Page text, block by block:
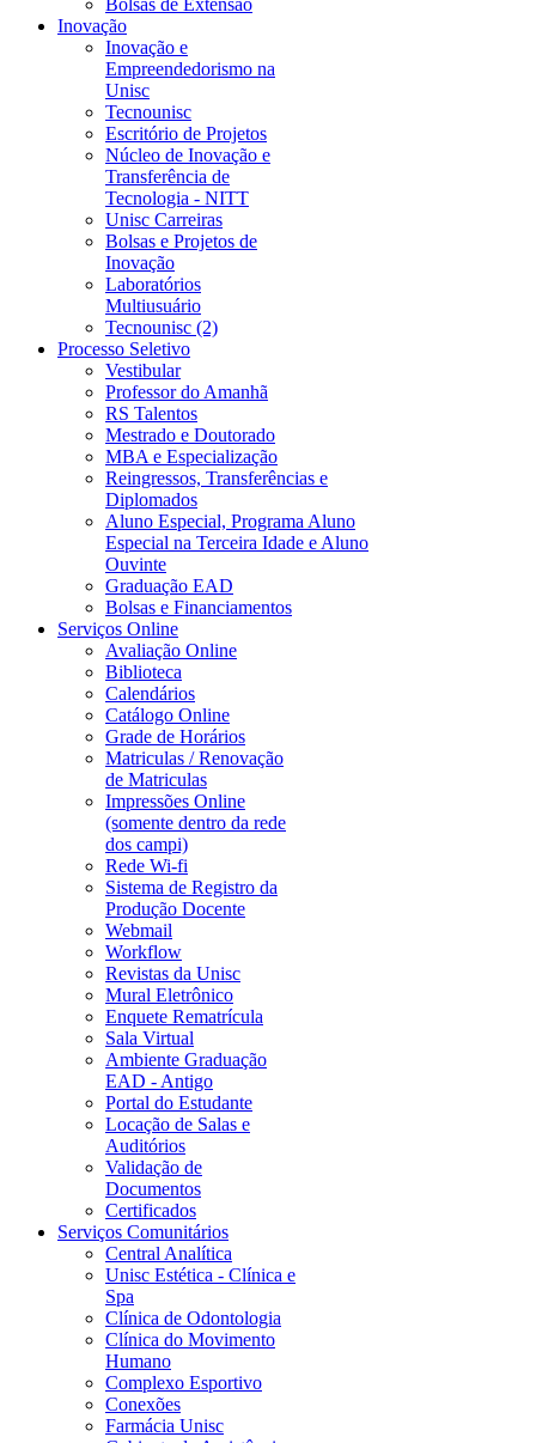
Bolsas de Extensão
Inovação
Inovação e
Empreendedorismo na
Unisc
Tecnounisc
Escritório de Projetos
Núcleo de Inovação e
Transferência de
Tecnologia - NITT
Unisc Carreiras
Bolsas e Projetos de
Inovação
Laboratórios
Multiusuário
Tecnounisc (2)
Processo Seletivo
Vestibular
Professor do Amanhã
RS Talentos
Mestrado e Doutorado
MBA e Especialização
Reingressos, Transferências e
Diplomados
Aluno Especial, Programa Aluno
Especial na Terceira Idade e Aluno
Ouvinte
Graduação EAD
Bolsas e Financiamentos
Serviços Online
Avaliação Online
Biblioteca
Calendários
Catálogo Online
Grade de Horários
Matriculas / Renovação
de Matriculas
Impressões Online
(somente dentro da rede
dos campi)
Rede Wi-fi
Sistema de Registro da
Produção Docente
Webmail
Workflow
Revistas da Unisc
Mural Eletrônico
Enquete Rematrícula
Sala Virtual
Ambiente Graduação
EAD - Antigo
Portal do Estudante
Locação de Salas e
Auditórios
Validação de
Documentos
Certificados
Serviços Comunitários
Central Analítica
Unisc Estética - Clínica e
Spa
Clínica de Odontologia
Clínica do Movimento
Humano
Complexo Esportivo
Conexões
Farmácia Unisc